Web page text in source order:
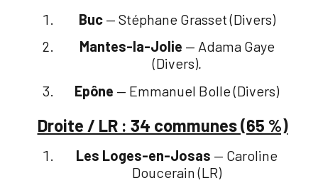
Buc— Stéphane Grasset (Divers)
Mantes-la-Jolie — Adama Gaye
(Divers).
Epône — Emmanuel Bolle (Divers)
Droite / LR : 34 communes (65 %)
Les Loges-en-Josas — Caroline
Doucerain (LR)